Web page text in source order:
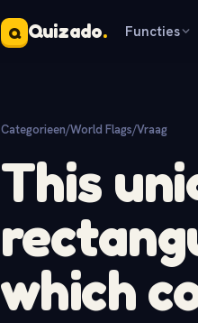
Q Quizado. Functies
Categorieen/World Flags/Vraag
This
which